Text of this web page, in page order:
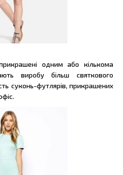
одним або кількома
виробу більш святкового
суконь-футлярів, прикрашених